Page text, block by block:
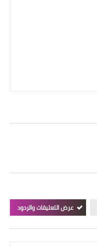
عرض التعليقات والردود